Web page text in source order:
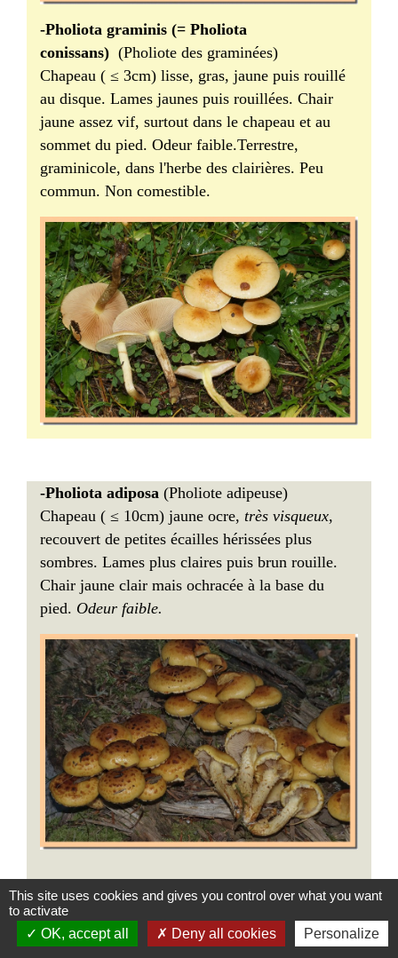
-Pholiota graminis (= Pholiota
conissans) (Pholiote des graminées)
Chapeau ( ≤ 3cm) lisse, gras, jaune puis rouillé
au disque. Lames jaunes puis rouillées. Chair
jaune assez vif, surtout dans le chapeau et au
sommet du pied. Odeur faible.Terrestre,
graminicole, dans l'herbe des clairières. Peu
commun. Non comestible.
-Pholiota adiposa (Pholiote adipeuse)
Chapeau ( ≤ 10cm) jaune ocre, très visqueux,
recouvert de petites écailles hérissées plus
sombres. Lames plus claires puis brun rouille.
Chair jaune clair mais ochracée à la base du
pied. Odeur faible.
Sur les arbres vivants ou morts, souvent en
hauteur sur le tronc (hêtres ou sapins). Commun.
Non comestible.
This site uses cookies and gives you control over what you want
to activate
OK, accept all
Deny all cookies Personalize